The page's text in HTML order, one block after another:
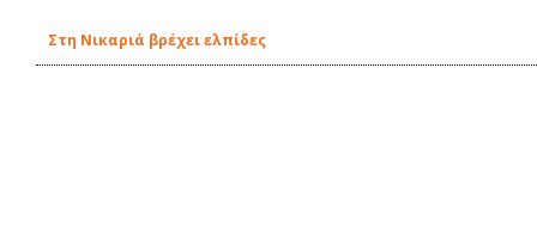
Στη Νικαριά βρέχει ελπίδες